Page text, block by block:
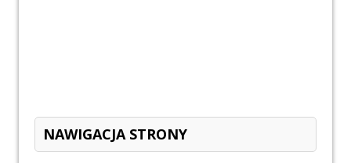
NAWIGACJA STRONY